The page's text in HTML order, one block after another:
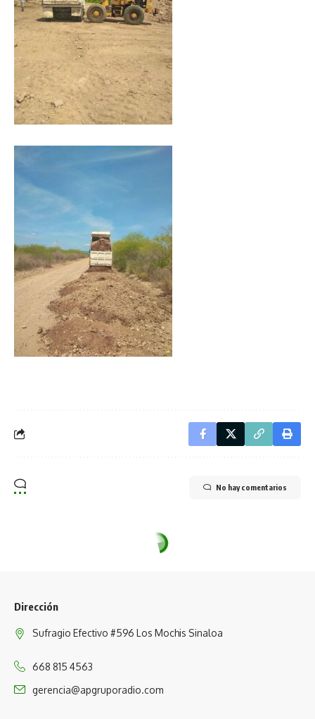
No hay comentarios
Dirección
Sufragio Efectivo #596 Los Mochis Sinaloa
668 815 4563
gerencia@apgruporadio.com